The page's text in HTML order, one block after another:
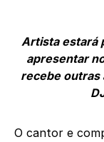
Artista estará
apresentar
recebe outras
O cantor e